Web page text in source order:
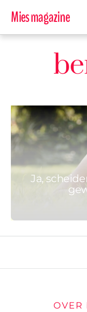
Mies magazine
KATHARINA
Ja,
OVER